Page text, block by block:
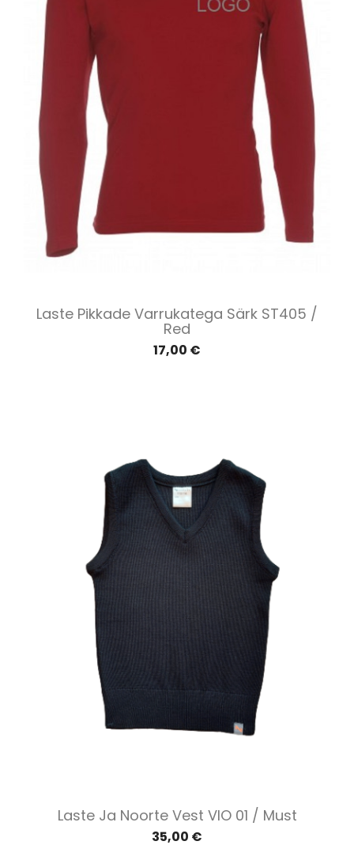
Laste Pikkade Varrukatega Särk ST405 /
Red
17,00 €
Laste Ja Noorte Vest VIO 01 / Must
35,00 €